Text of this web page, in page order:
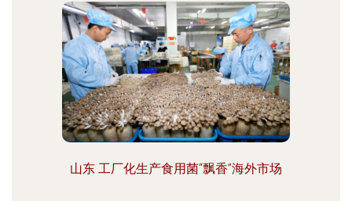
山东 工厂化生产食用菌“飘香”海外市场